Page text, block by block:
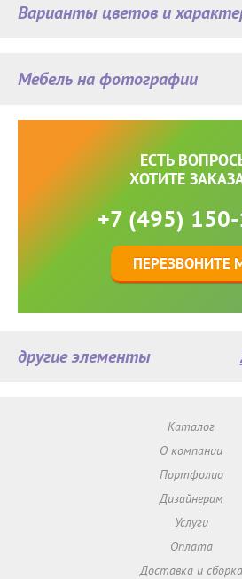
Мебель на фотографии
Варианты цветов и
ЕСТЬ
ХОТИТЕ
+7 (495)
ПЕРЕЗВОНИТЕ
другие элементы
Каталог
О компании
Портфолио
Дизайнерам
Услуги
Оплата
Доставка и сборка